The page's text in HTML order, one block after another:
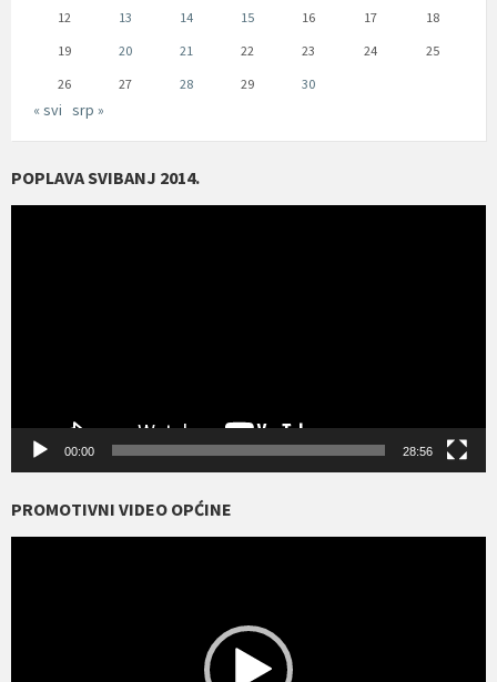
12
13 14 15 16 17
18
19
20 21 22 23 24
25
26
27 28 29 30
« svi srp »
POPLAVA SVIBANJ 2014.
00:00 28:56
PROMOTIVNI VIDEO OPĆINE